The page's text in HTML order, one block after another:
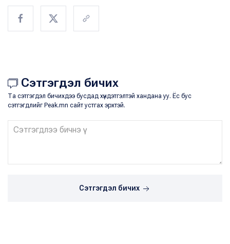
Сэтгэгдэл бичих
Та сэтгэгдэл бичихдээ бусдад хүндэтгэлтэй хандана уу. Ёс бус
сэтгэгдлийг Peak.mn сайт устгах эрхтэй.
Сэтгэгдэл бичих